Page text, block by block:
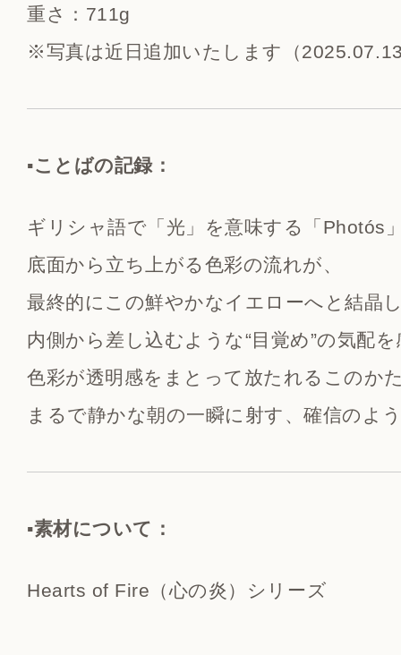
重さ：711g
※写真は近日追加いたします（
▪️ことばの記録：
ギリシャ語で「光」を意味する「Photós
底面から立ち上がる色彩の流れが、
最終的にこの鮮やかなイエローへと結晶
内側から差し込むような“目覚め”の気配
色彩が透明感をまとって放たれるこのか
まるで静かな朝の一瞬に射す、確信のよ
▪️素材について：
Hearts of Fire（心の炎）シリーズ